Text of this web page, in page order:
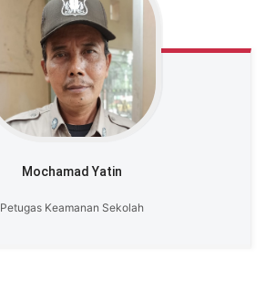
Mochamad Yatin
Petugas Keamanan Sekolah